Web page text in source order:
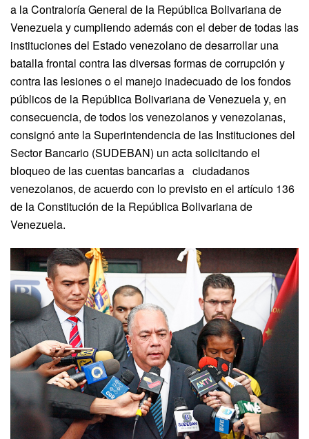
a la Contraloría General de la República Bolivariana de
Venezuela y cumpliendo además con el deber de todas las
instituciones del Estado venezolano de desarrollar una
batalla frontal contra las diversas formas de corrupción y
contra las lesiones o el manejo inadecuado de los fondos
públicos de la República Bolivariana de Venezuela y, en
consecuencia, de todos los venezolanos y venezolanas,
consignó ante la Superintendencia de las Instituciones del
Sector Bancario (SUDEBAN) un acta solicitando el
bloqueo de las cuentas bancarias a ciudadanos
venezolanos, de acuerdo con lo previsto en el artículo 136
de la Constitución de la República Bolivariana de
Venezuela.